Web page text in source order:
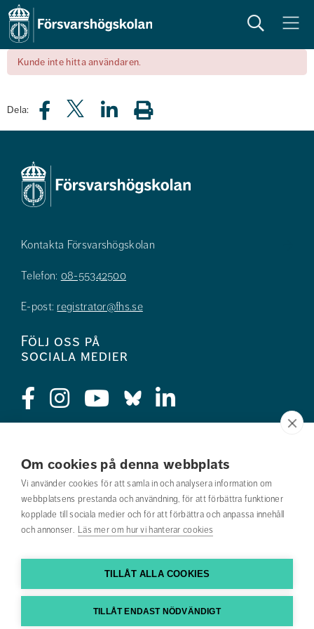
Om cookies på denna webbplats
Vi använder cookies för att samla in och analysera information om
webbplatsens prestanda och användning, för att förbättra funktioner
kopplade till sociala medier och för att förbättra och anpassa innehåll
och annonser. Läs mer om hur vi hanterar cookies
TILLÅT ALLA COOKIES
TILLÅT ENDAST NÖDVÄNDIGT
Sök Meny
Kunde inte hitta användaren.
Dela:
Kontakta Försvarshögskolan
Telefon: 08-55342500
E-post: registrator@fhs.se
Följ oss på
sociala medier
Jobba hos oss
Nyhetsbrev
Om webbplatsen
Hitta till oss